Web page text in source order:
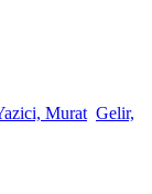
Murat Gelir,